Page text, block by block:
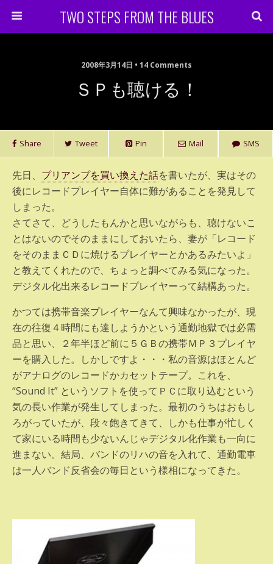
TWO STEPS FROM THE BLUES
2008年3月14日 • 14 Comments
ＳＰも聴ける！
Share Tweet Pin Mail SMS
先日、 プリアンプを買い換えた話を書いたが、実はその
後にレコードプレイヤー自体に難があることを発見して
しまった。
さてさて、どうしたもんかと思いながらも、聴けないこ
とはないのでそのままにしておいたら、妻が「レコード
をそのままＣＤに焼けるプレイヤーとかあるみたいよ」
と教えてくれたので、ちょっと調べてみる気になった。
デジタル化出来るレコードプレイヤーって結構あった。
かつては携帯音楽プレイヤーなんて興味なかったが、現
在の往復４時間にも達しようかという通勤地獄では必需
品と思い、２年半ほど前に５ＧＢの携帯ＭＰ３プレイヤ
ーを購入した。しかしですよ・・・私の音源はほとんど
がアナログのレコードかカセットテープ。これを、
“Sound It” というソフトを使ってＰＣに取り込むという
気の長い作業が発生してしまった。最初のうちはおもし
ろがっていたが、段々飽きてきて、しかも仕事が忙しく
て家にいる時間も少ないんじゃデジタル化作業も一向に
進まない。結局、バンドのリハの音を入れて、通勤電車
は一人バンド反省会の毎日という様相になってきた。